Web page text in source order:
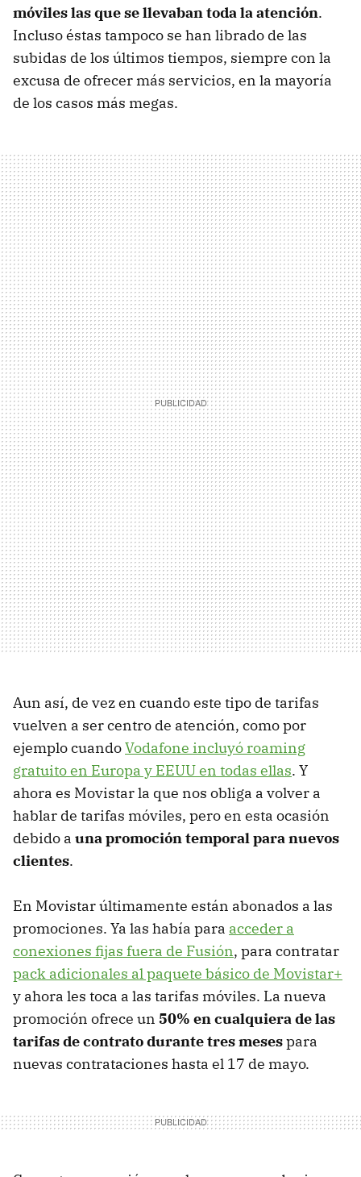
móviles las que se llevaban toda la atención.
Incluso éstas tampoco se han librado de las
subidas de los últimos tiempos, siempre con la
excusa de ofrecer más servicios, en la mayoría
de los casos más megas.
Aun así, de vez en cuando este tipo de tarifas
vuelven a ser centro de atención, como por
ejemplo cuandoVodafone incluyó roaming
gratuito en Europa y EEUU en todas ellas. Y
ahora es Movistar la que nos obliga a volver a
hablar de tarifas móviles, pero en esta ocasión
debido a una promoción temporal para nuevos
clientes.
En Movistar últimamente están abonados a las
promociones. Ya las había para acceder a
conexiones fijas fuera de Fusión, para contratar
pack adicionales al paquete básico de Movistar+
y ahora les toca a las tarifas móviles. La nueva
promoción ofrece un 50% en cualquiera de las
tarifas de contrato durante tres mesespara
nuevas contrataciones hasta el 17 de mayo.